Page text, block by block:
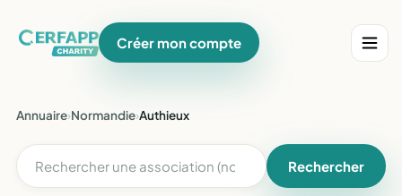
Créer mon compte
Annuaire›Normandie›Authieux
Rechercher